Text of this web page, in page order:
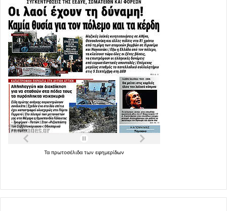
Τα πρωτοσέλιδα των εφημερίδων